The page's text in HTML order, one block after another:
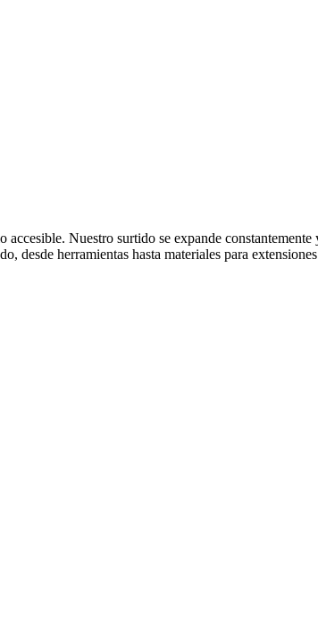
Nuestro surtido se expande constantemente
herramientas hasta materiales para